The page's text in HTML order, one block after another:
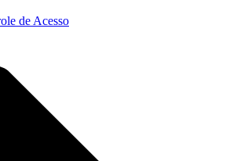
de Acesso